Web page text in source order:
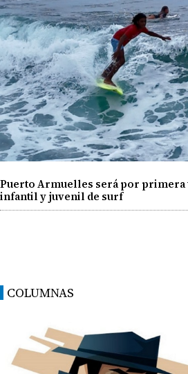
Puerto Armuelles será por primera
infantil y juvenil de surf
COLUMNAS